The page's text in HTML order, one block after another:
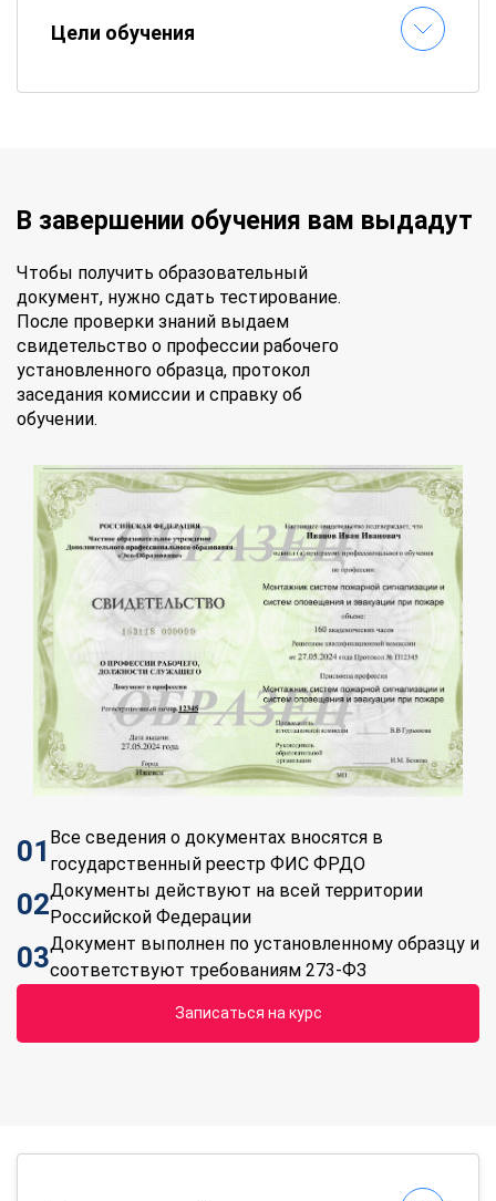
Цели обучения
В завершении обучения вам выдадут
Чтобы получить образовательный
документ, нужно сдать тестирование.
После проверки знаний выдаем
свидетельство о профессии рабочего
установленного образца, протокол
заседания комиссии и справку об
обучении.
01 Все сведения о документах вносятся в
государственный реестр ФИС ФРДО
02Документы действуют на всей территории
Российской Федерации
03Документ выполнен по установленному образцу и
соответствуют требованиям 273-ФЗ
Записаться на курс